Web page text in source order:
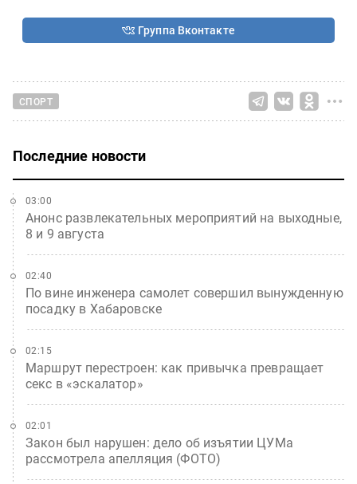
Группа Вконтакте
СПОРТ
Последние новости
Анонс развлекательных мероприятий на выходные,
8 и 9 августа
03:00
По вине инженера самолет совершил вынужденную
посадку в Хабаровске
02:40
Маршрут перестроен: как привычка превращает
секс в «эскалатор»
02:15
Закон был нарушен: дело об изъятии ЦУМа
рассмотрела апелляция (ФОТО)
02:01